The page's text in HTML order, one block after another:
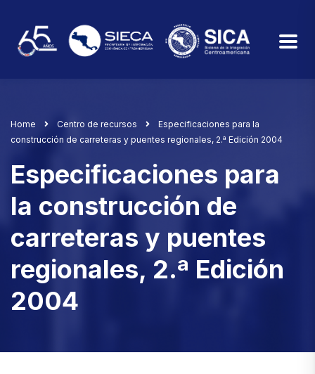
Home Centro de recursos
Especificaciones para la
construcción de carreteras y puentes regionales, 2.ª Edición 2004
Especificaciones para
la construcción de
carreteras y puentes
regionales, 2.ª Edición
2004